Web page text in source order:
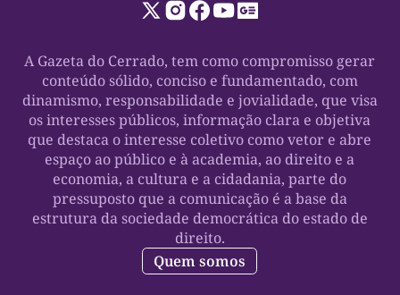
A Gazeta do Cerrado, tem como compromisso gerar
conteúdo sólido, conciso e fundamentado, com
dinamismo, responsabilidade e jovialidade, que visa
os interesses públicos, informação clara e objetiva
que destaca o interesse coletivo como vetor e abre
espaço ao público e à academia, ao direito e a
economia, a cultura e a cidadania, parte do
pressuposto que a comunicação é a base da
estrutura da sociedade democrática do estado de
direito.
Quem somos